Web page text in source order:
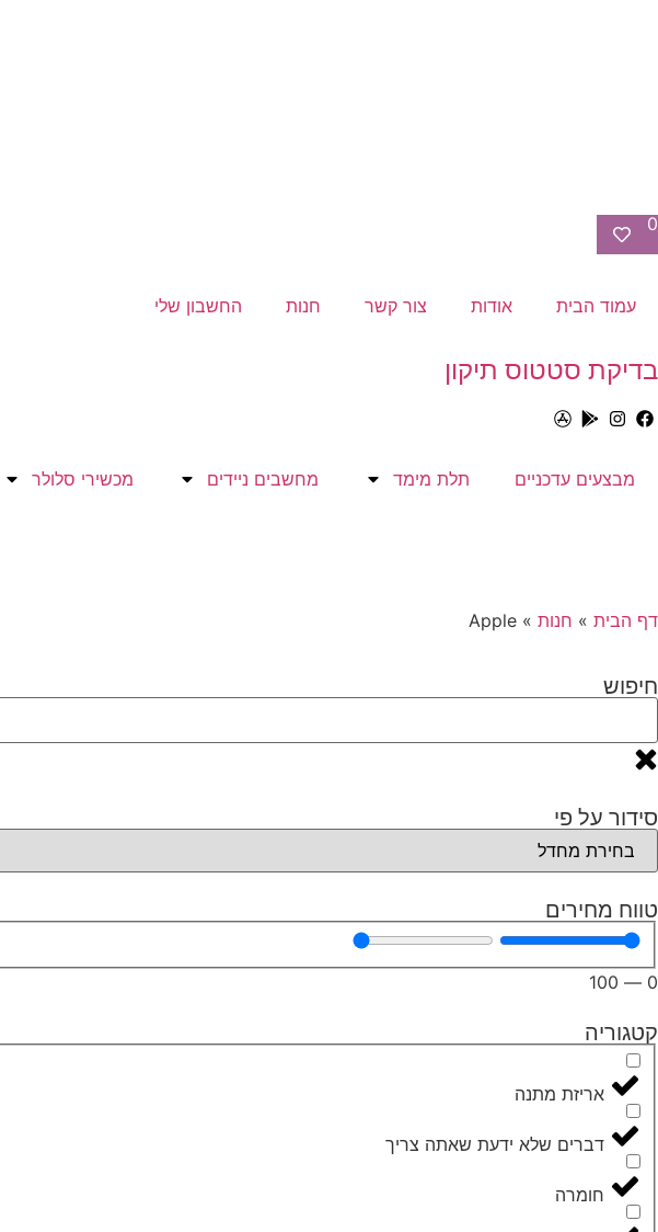
0
עמוד הבית אודות צור קשר חנות החשבון שלי
בדיקת סטטוס תיקון
מבצעים עדכניים תלת מימד מחשבים ניידים מכשירי סלולר
דף הבית » חנות »
Apple
חיפוש
סידור על פי
טווח מחירים
0
—
100
קטגוריה
אריזת מתנה
דברים שלא ידעת שאתה צריך
חומרה